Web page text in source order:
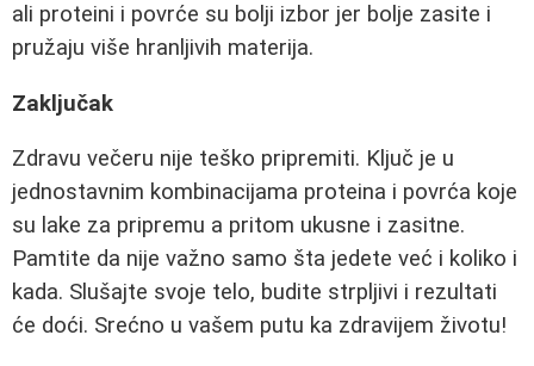
ali proteini i povrće su bolji izbor jer bolje zasite i
pružaju više hranljivih materija.
Zaključak
Zdravu večeru nije teško pripremiti. Ključ je u
jednostavnim kombinacijama proteina i povrća koje
su lake za pripremu a pritom ukusne i zasitne.
Pamtite da nije važno samo šta jedete već i koliko i
kada. Slušajte svoje telo, budite strpljivi i rezultati
će doći. Srećno u vašem putu ka zdravijem životu!